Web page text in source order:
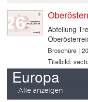
Abteilung
Broschüre |
Titelbild:
Europa
Alle anzeigen